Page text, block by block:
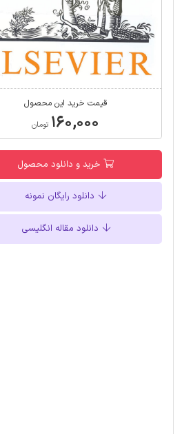
قیمت خرید این محصول
۱۶۰,۰۰۰ تومان
خرید و دانلود محصول
دانلود رایگان نمونه
دانلود مقاله انگلیسی